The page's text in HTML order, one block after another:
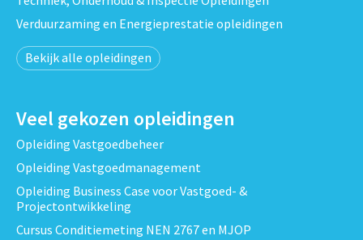
Verduurzaming en Energieprestatie opleidingen
Bekijk alle opleidingen
Veel gekozen opleidingen
Opleiding Vastgoedbeheer
Opleiding Vastgoedmanagement
Opleiding Business Case voor Vastgoed- &
Projectontwikkeling
Cursus Conditiemeting NEN 2767 en MJOP